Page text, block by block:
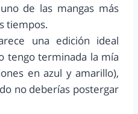
de las mangas más
tiempos.
una edición ideal
tengo terminada la mía
en azul y amarillo),
no deberías postergar